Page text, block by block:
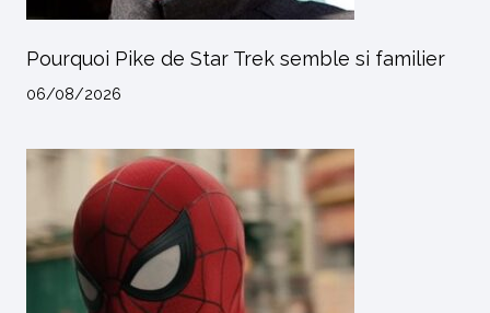
Pourquoi Pike de Star Trek semble si familier
06/08/2026